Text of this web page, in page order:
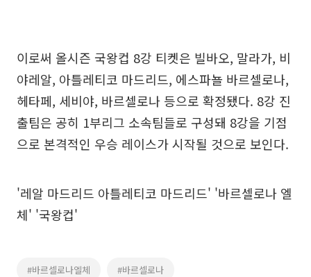
이로써 올시즌 국왕컵 8강 티켓은 빌바오, 말라가, 비
야레알, 아틀레티코 마드리드, 에스파뇰 바르셀로나,
헤타페, 세비야, 바르셀로나 등으로 확정됐다. 8강 진
출팀은 공히 1부리그 소속팀들로 구성돼 8강을 기점
으로 본격적인 우승 레이스가 시작될 것으로 보인다.
'레알 마드리드 아틀레티코 마드리드' '바르셀로나 엘
체' '국왕컵'
#바르셀로나엘체 #바르셀로나